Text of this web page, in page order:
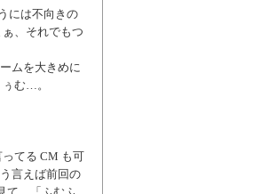
には不向きの
、それでもつ
ムを大きめに
む…。
てる CM も可
言えば前回の